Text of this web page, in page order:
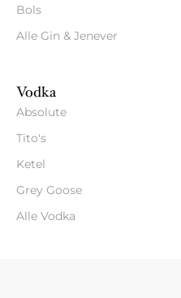
Bols
Alle Gin & Jenever
Vodka
Absolute
Tito's
Ketel
Grey Goose
Alle Vodka